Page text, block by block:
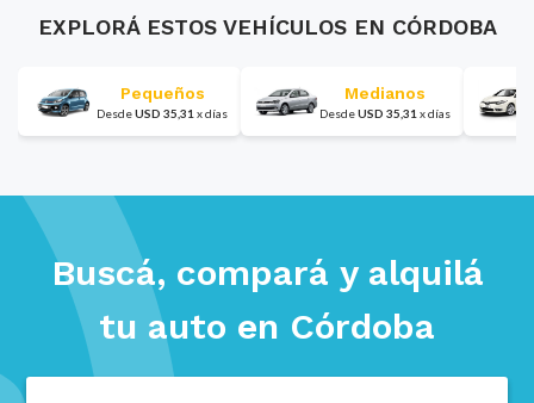
EXPLORÁ ESTOS VEHÍCULOS EN CÓRDOBA
Pequeños
DesdeUSD 35,31 xdías
Medianos
DesdeUSD 35,31 xdías
Buscá, compará y alquilá
tu auto en Córdoba